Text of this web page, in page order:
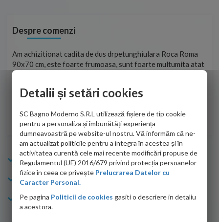
Despre comenzi
Am achizitionat cadita de dus drpetunghiulara Roca Roma
90x70 cm, este foarte frumoasa, sunt foarte multumita atat
de personalul firmei dvs. cu care am colaborat in obtinerea
adus coletul in siguranta.Numai bine, va doresc!
Sofrone Viviana -28.07.2026
Info Bagno
Cumparaturi
Suport clienti
Detalii și setări cookies
SC Bagno Moderno S.R.L utilizează fișiere de tip cookie
pentru a personaliza și îmbunătăți experiența
dumneavoastră pe website-ul nostru. Vă informăm că ne-
am actualizat politicile pentru a integra în acestea și în
activitatea curentă cele mai recente modificări propuse de
Regulamentul (UE) 2016/679 privind protecția persoanelor
fizice în ceea ce privește Prelucrarea Datelor cu
Caracter Personal.
Pe pagina Politicii de cookies gasiti o descriere in detaliu
a acestora.